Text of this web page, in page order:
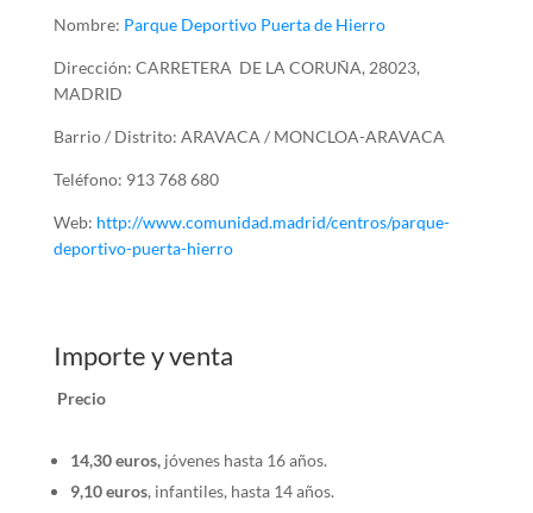
Nombre: Parque Deportivo Puerta de Hierro
Dirección: CARRETERA DE LA CORUÑA, 28023,
MADRID
Barrio / Distrito: ARAVACA / MONCLOA-ARAVACA
Teléfono: 913 768 680
Web: http://www.comunidad.madrid/centros/parque-
deportivo-puerta-hierro
Importe y venta
Precio
14,30 euros, jóvenes hasta 16 años.
9,10 euros, infantiles, hasta 14 años.